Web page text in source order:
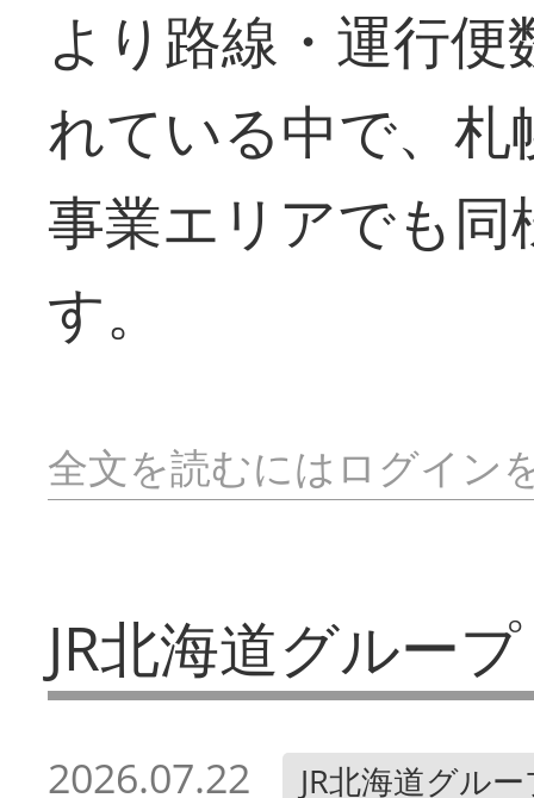
より路線・運行
れている中で、
事業エリアでも
す。
全文を読むにはログイン
JR北海道グループ
2026.07.22 JR北海道グル